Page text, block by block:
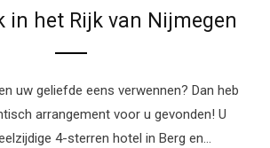
in het Rijk van Nijmegen
uw geliefde eens verwennen? Dan heb
arrangement voor u gevonden! U
4-sterren hotel in Berg en…